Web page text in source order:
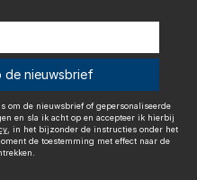
het eens om de nieuwsbrief of
GmbH te ontvangen en
de instructies en uitleg in de
onder het item
met
de nieuwsbrief
om de nieuwsbrief of gepersonaliseerde
en sla ik acht op en accepteer ik hierbij
, in het bijzonder de instructies onder het
de toestemming met effect naar de